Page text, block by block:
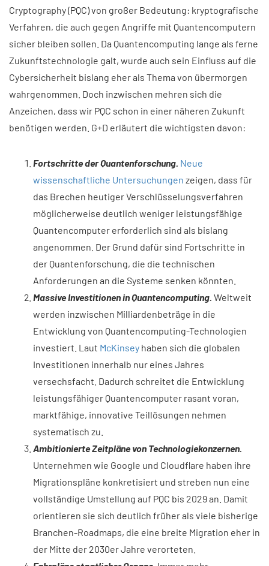
Cryptography (PQC) von großer Bedeutung: kryptografische
Verfahren, die auch gegen Angriffe mit Quantencomputern
sicher bleiben sollen. Da Quantencomputing lange als ferne
Zukunftstechnologie galt, wurde auch sein Einfluss auf die
Cybersicherheit bislang eher als Thema von übermorgen
wahrgenommen. Doch inzwischen mehren sich die
Anzeichen, dass wir PQC schon in einer näheren Zukunft
benötigen werden. G+D erläutert die wichtigsten davon:
Fortschritte der Quantenforschung. Neue
wissenschaftliche Untersuchungen zeigen, dass für
das Brechen heutiger Verschlüsselungsverfahren
möglicherweise deutlich weniger leistungsfähige
Quantencomputer erforderlich sind als bislang
angenommen. Der Grund dafür sind Fortschritte in
der Quantenforschung, die die technischen
Anforderungen an die Systeme senken könnten.
Massive Investitionen in Quantencomputing. Weltweit
werden inzwischen Milliardenbeträge in die
Entwicklung von Quantencomputing-Technologien
investiert. Laut McKinsey haben sich die globalen
Investitionen innerhalb nur eines Jahres
versechsfacht. Dadurch schreitet die Entwicklung
leistungsfähiger Quantencomputer rasant voran,
marktfähige, innovative Teillösungen nehmen
systematisch zu.
Ambitionierte Zeitpläne von Technologiekonzernen.
Unternehmen wie Google und Cloudflare haben ihre
Migrationspläne konkretisiert und streben nun eine
vollständige Umstellung auf PQC bis 2029 an. Damit
orientieren sie sich deutlich früher als viele bisherige
Branchen-Roadmaps, die eine breite Migration eher in
der Mitte der 2030er Jahre verorteten.